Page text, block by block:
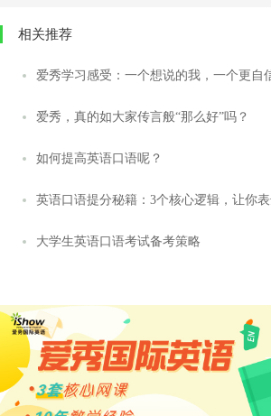
相关推荐
爱秀学习感受：一个想说的我，一个更自
爱秀，真的如大家传言般“那么好”吗？
如何提高英语口语呢？
英语口语提分秘籍：3个核心逻辑，让你
大学生英语口语考试备考策略